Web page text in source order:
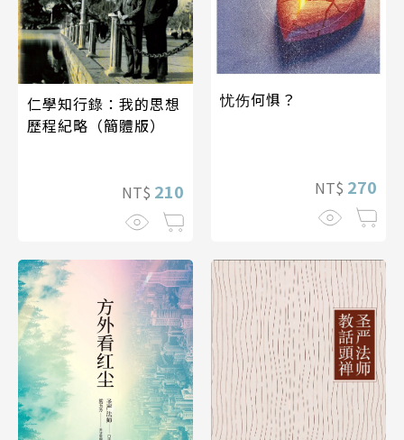
仁學知行錄：我的思想
歷程紀略（簡體版）
NT$ 210
忧伤何惧？
NT$ 270